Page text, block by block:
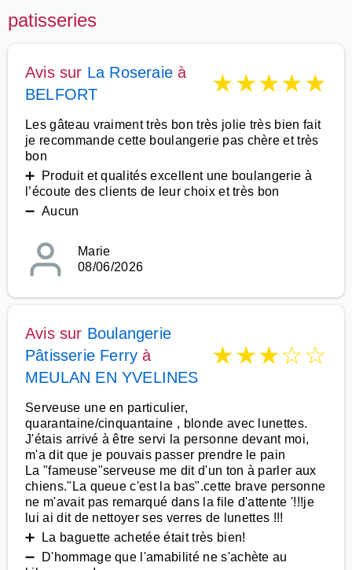
patisseries
Avis sur La Roseraie à
BELFORT
★★★★★
Les gâteau vraiment très bon très jolie très bien fait
je recommande cette boulangerie pas chère et très
bon
➕ Produit et qualités excellent une boulangerie à
l’écoute des clients de leur choix et très bon
➖ Aucun
Marie
08/06/2026
Avis sur Boulangerie
Pâtisserie Ferry à
MEULAN EN YVELINES
★★★☆☆
Serveuse une en particulier,
quarantaine/cinquantaine , blonde avec lunettes.
J'étais arrivé à être servi la personne devant moi,
m'a dit que je pouvais passer prendre le pain
La "fameuse"serveuse me dit d'un ton à parler aux
chiens."La queue c'est la bas".cette brave personne
ne m'avait pas remarqué dans la file d'attente '!!!je
lui ai dit de nettoyer ses verres de lunettes !!!
➕ La baguette achetée était très bien!
➖ D'hommage que l'amabilité ne s'achète au